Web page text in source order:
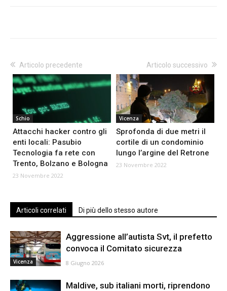
Articolo precedente
Schio
Attacchi hacker contro gli
enti locali: Pasubio
Tecnologia fa rete con
Trento, Bolzano e Bologna
23 Novembre 2022
Articolo successivo
Vicenza
Sprofonda di due metri il
cortile di un condominio
lungo l’argine del Retrone
23 Novembre 2022
Articoli correlati Di più dello stesso autore
Vicenza
Aggressione all’autista Svt, il prefetto
convoca il Comitato sicurezza
8 Giugno 2026
Maldive, sub italiani morti, riprendono